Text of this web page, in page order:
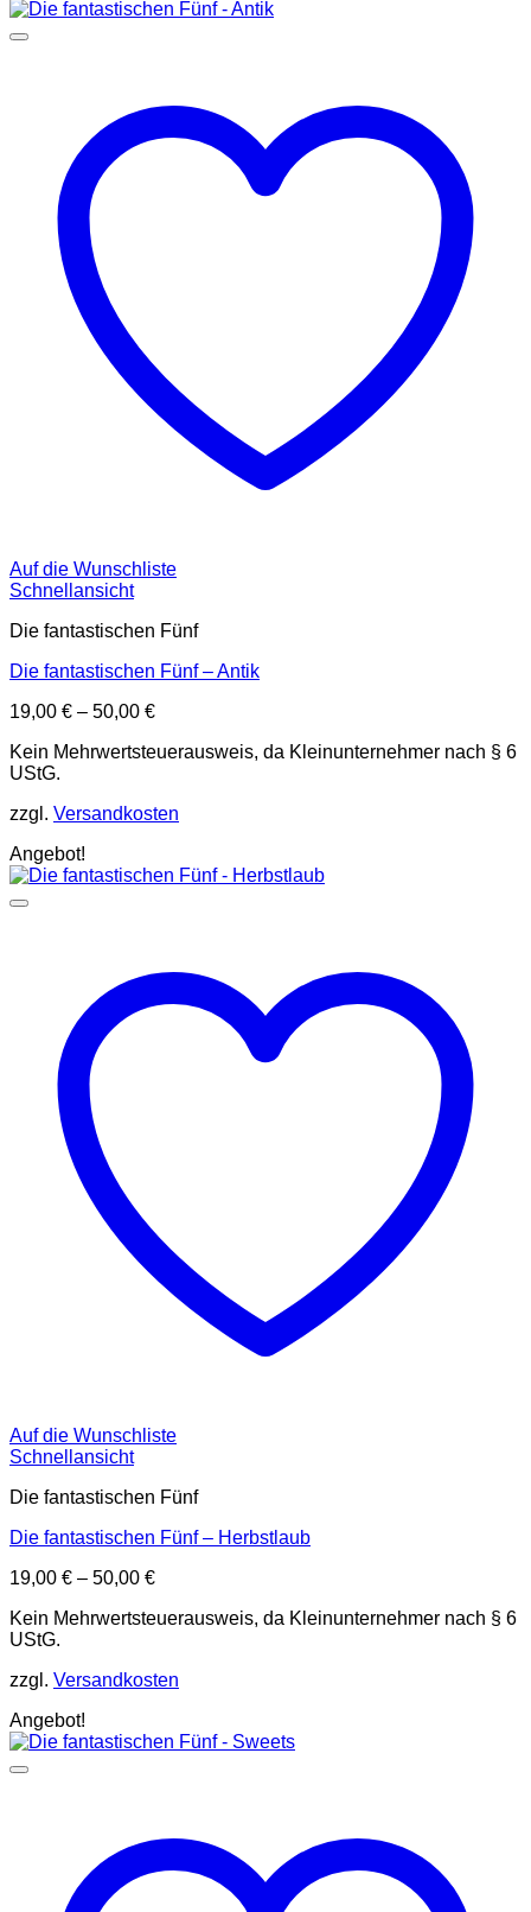
Auf die Wunschliste
Schnellansicht
Die fantastischen Fünf
Die fantastischen Fünf – Antik
19,00 € – 50,00 €
Kein Mehrwertsteuerausweis, da Kleinunternehmer nach § 6
UStG.
zzgl. Versandkosten
Angebot!
Auf die Wunschliste
Schnellansicht
Die fantastischen Fünf
Die fantastischen Fünf – Herbstlaub
19,00 € – 50,00 €
Kein Mehrwertsteuerausweis, da Kleinunternehmer nach § 6
UStG.
zzgl. Versandkosten
Angebot!